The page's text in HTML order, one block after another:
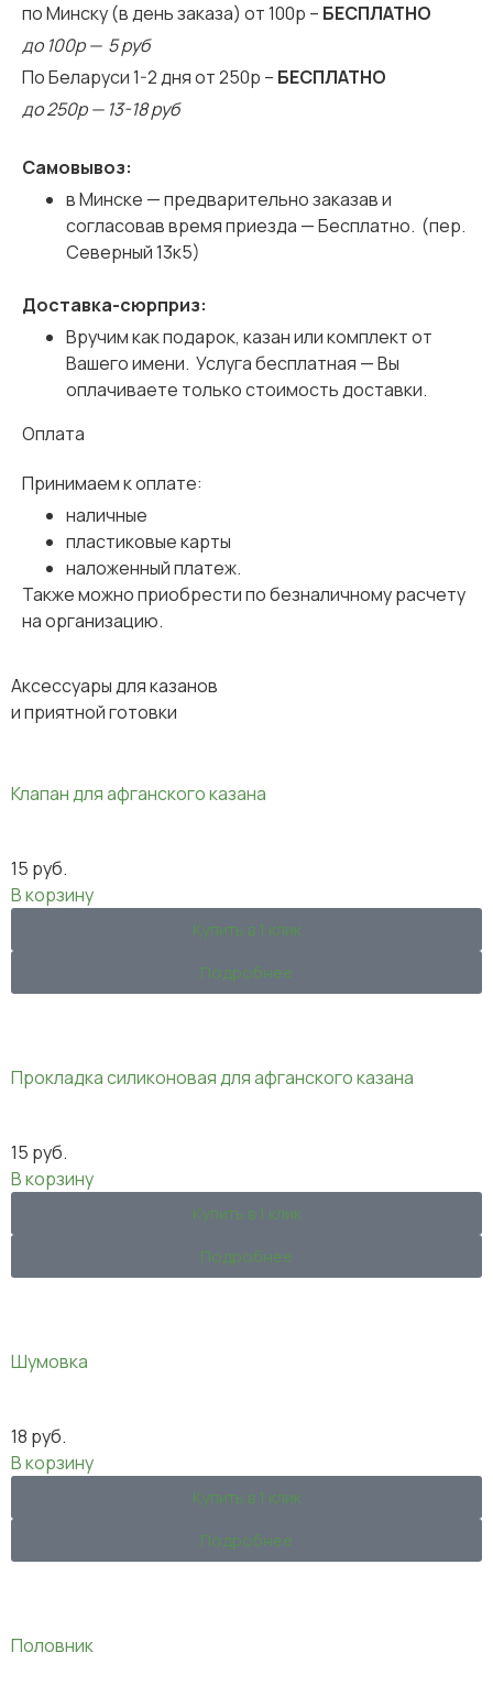
Оплата
Принимаем к оплате:
наличные
пластиковые карты
наложенный платеж.
Также можно приобрести по безналичному расчету
на организацию.
по Минску (в день заказа) от 100р – БЕСПЛАТНО
до 100р — 5 руб
По Беларуси 1-2 дня от 250р – БЕСПЛАТНО
до 250р — 13-18 руб
Самовывоз:
в Минске — предварительно заказав и
согласовав время приезда — Бесплатно. (пер.
Северный 13к5)
Доставка-сюрприз:
Вручим как подарок, казан или комплект от
Вашего имени. Услуга бесплатная — Вы
оплачиваете только стоимость доставки.
Аксессуары для казанов
и приятной готовки
Клапан для афганского казана
15 руб.
В корзину
Купить в 1 клик
Подробнее
Прокладка силиконовая для афганского казана
15 руб.
В корзину
Купить в 1 клик
Подробнее
Шумовка
18 руб.
В корзину
Купить в 1 клик
Подробнее
Половник